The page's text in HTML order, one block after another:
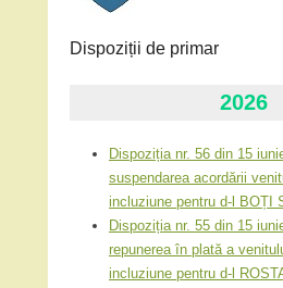
Dispoziții de primar
2026
Dispoziția nr. 56 din 15
suspendarea acordării
incluziune pentru d-l BOȚI
Dispoziția nr. 55 din 15
repunerea în plată a
incluziune pentru d-l